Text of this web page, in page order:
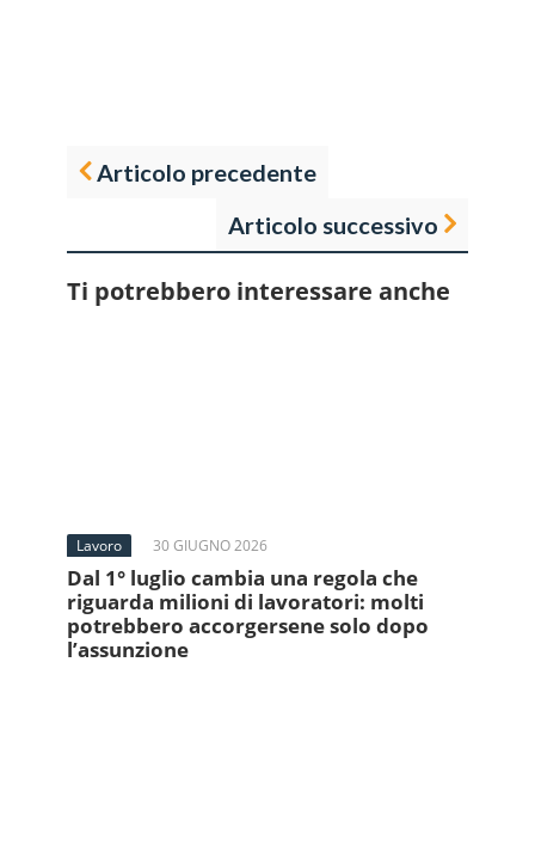
Articolo precedente
Articolo successivo
Ti potrebbero interessare anche
Lavoro 30 GIUGNO 2026
Dal 1° luglio cambia una regola che
riguarda milioni di lavoratori: molti
potrebbero accorgersene solo dopo
l’assunzione